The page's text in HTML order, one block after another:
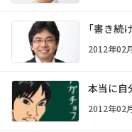
「書き続
2012年02
本当に自
2012年02